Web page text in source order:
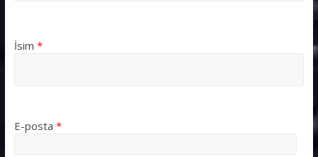
İsim *
E-posta *